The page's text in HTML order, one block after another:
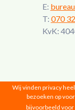
E:
T: 070
KvK:
Vrouwen
Wij vinden privacy
bezoeken op
bijvoorbeeld voor